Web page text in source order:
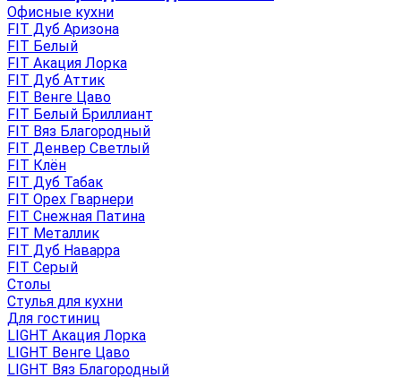
Офисные кухни
FIT Дуб Аризона
FIT Белый
FIT Акация Лорка
FIT Дуб Аттик
FIT Венге Цаво
FIT Белый Бриллиант
FIT Вяз Благородный
FIT Денвер Светлый
FIT Клён
FIT Дуб Табак
FIT Орех Гварнери
FIT Снежная Патина
FIT Металлик
FIT Дуб Наварра
FIT Серый
Столы
Стулья для кухни
Для гостиниц
LIGHT Акация Лорка
LIGHT Венге Цаво
LIGHT Вяз Благородный